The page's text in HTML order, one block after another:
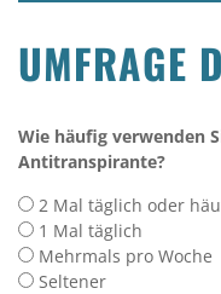
UMFRAGE
Wie häufig verwenden
Antitranspirante?
2 Mal täglich oder
1 Mal täglich
Mehrmals pro Woche
Seltener